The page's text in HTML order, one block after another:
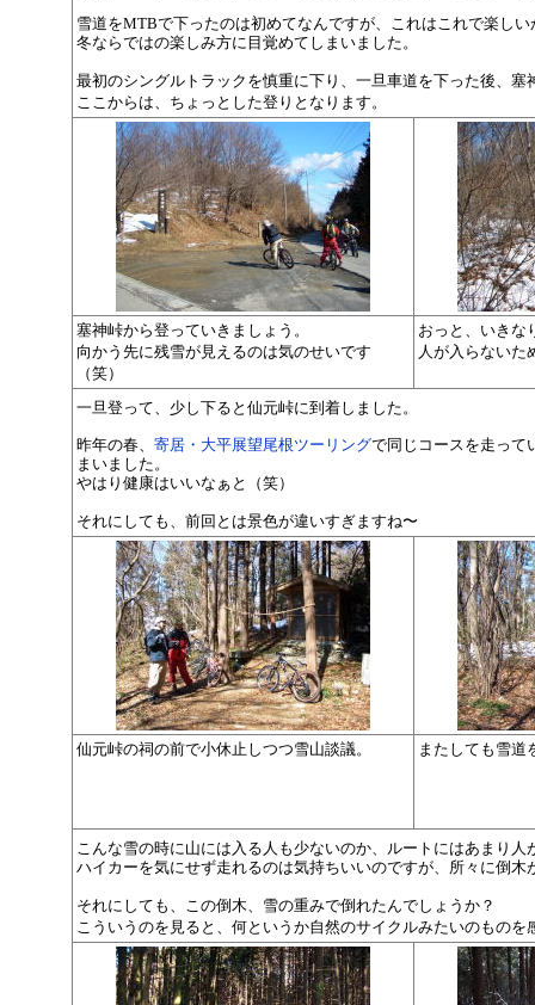
雪道をMTBで下ったのは初めてなんですが、これはこれで楽しい
冬ならではの楽しみ方に目覚めてしまいました。
最初のシングルトラックを慎重に下り、一旦車道を下った後、塞
ここからは、ちょっとした登りとなります。
塞神峠から登っていきましょう。
向かう先に残雪が見えるのは気のせいです
（笑）
おっと、いきな
人が入らないた
一旦登って、少し下ると仙元峠に到着しました。
昨年の春、 寄居・大平展望尾根ツーリングで同じコースを走って
まいました。
やはり健康はいいなぁと（笑）
それにしても、前回とは景色が違いすぎますね〜
仙元峠の祠の前で小休止しつつ雪山談議。 またしても雪道
こんな雪の時に山には入る人も少ないのか、ルートにはあまり
ハイカーを気にせず走れるのは気持ちいいのですが、所々に倒
それにしても、この倒木、雪の重みで倒れたんでしょうか？
こういうのを見ると、何というか自然のサイクルみたいのものを